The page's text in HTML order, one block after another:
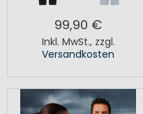
99,90 €
Inkl. MwSt., zzgl.
Versandkosten